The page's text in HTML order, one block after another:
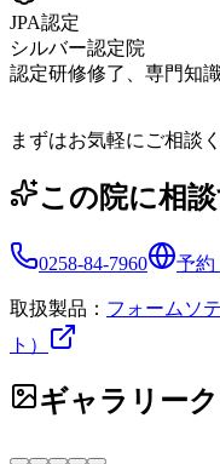
JPA認定
シルバー認定院
認定研修修了、専門知
まずはお気軽にご相談
この院に相
0258-84-7960 予約
取扱製品： フォームソ
ト）
ギャラリー